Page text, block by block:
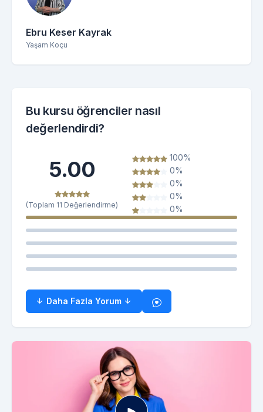
Ebru Keser Kayrak
Yaşam Koçu
Bu kursu öğrenciler nasıl
değerlendirdi?
5.00
(Toplam 11 Değerlendirme)
100%
0%
0%
0%
0%
Daha Fazla Yorum